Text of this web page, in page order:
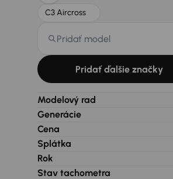
C3 Aircross
Pridať model
Pridať ďalšie značky
Modelový rad
Generácie
Cena
Splátka
Rok
Stav tachometra